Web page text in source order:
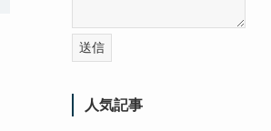
送信
人気記事